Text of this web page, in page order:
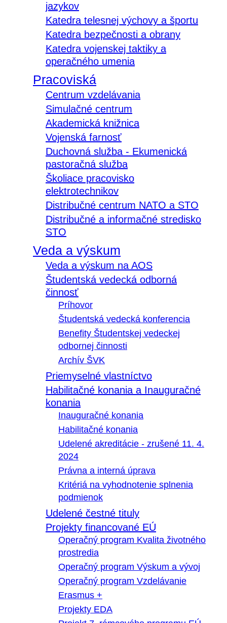
jazykov
Katedra telesnej výchovy a športu
Katedra bezpečnosti a obrany
Katedra vojenskej taktiky a
operačného umenia
Pracoviská
Centrum vzdelávania
Simulačné centrum
Akademická knižnica
Vojenská farnosť
Duchovná služba - Ekumenická
pastoračná služba
Školiace pracovisko
elektrotechnikov
Distribučné centrum NATO a STO
Distribučné a informačné stredisko
STO
Veda a výskum
Veda a výskum na AOS
Študentská vedecká odborná
činnosť
Príhovor
Študentská vedecká konferencia
Benefity Študentskej vedeckej
odbornej činnosti
Archív ŠVK
Priemyselné vlastníctvo
Habilitačné konania a Inauguračné
konania
Inauguračné konania
Habilitačné konania
Udelené akreditácie - zrušené 11. 4.
2024
Právna a interná úprava
Kritériá na vyhodnotenie splnenia
podmienok
Udelené čestné tituly
Projekty financované EÚ
Operačný program Kvalita životného
prostredia
Operačný program Výskum a vývoj
Operačný program Vzdelávanie
Erasmus +
Projekty EDA